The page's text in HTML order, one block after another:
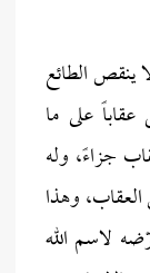
ينقص الطائع
على ما
جزاءً، وله
وهذا
لاسم الله